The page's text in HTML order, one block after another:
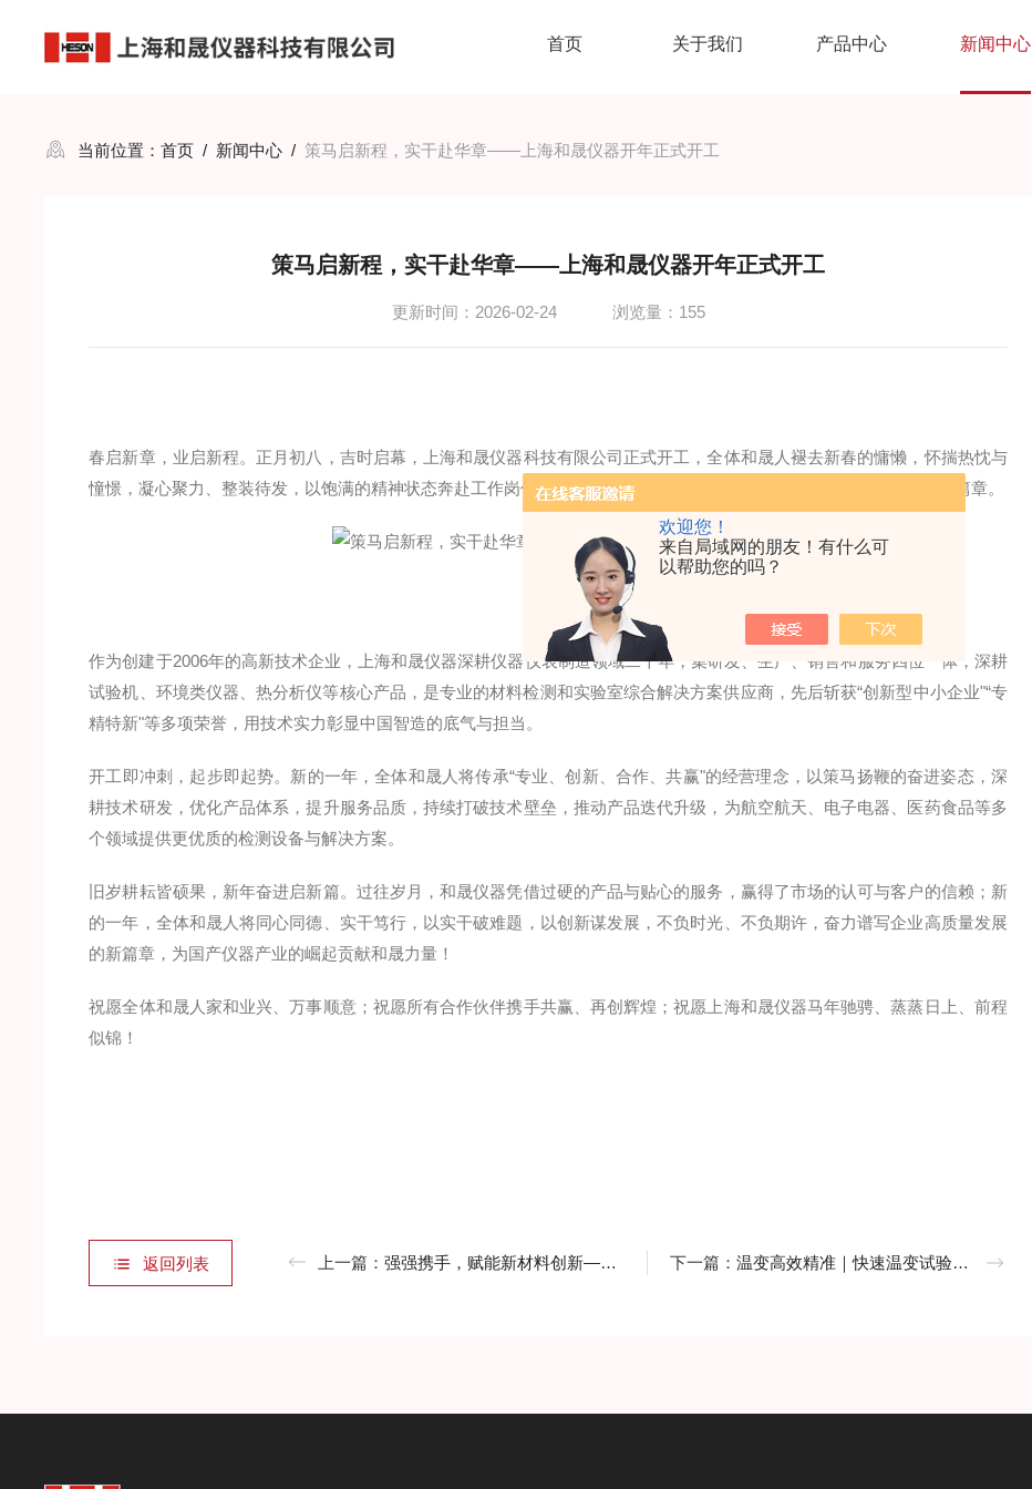
欢迎您！
来自局域网的朋友！有什么可
以帮助您的吗？
首页 关于我们 产品中心 新闻中心
当前位置：首页 / 新闻中心 /策马启新程，实干赴华章——上海和晟仪器开年正式开工
策马启新程，实干赴华章——上海和晟仪器开年正式开工
更新时间：2026-02-24 浏览量：155
春启新章，业启新程。正月初八，吉时启幕，上海和晟仪器科技有限公司正式开工，全体和晟人褪去新春的慵懒，怀揣热忱与
憧憬，凝心聚力、整装待发，以饱满的精神状态奔赴工作岗位，开启2026丙午马年的奋斗新征程，续写中国智造的奋进篇章。
作为创建于2006年的高新技术企业，上海和晟仪器深耕仪器仪表制造领域二十年，集研发、生产、销售和服务四位一体，深耕
试验机、环境类仪器、热分析仪等核心产品，是专业的材料检测和实验室综合解决方案供应商，先后斩获“创新型中小企业"“专
精特新"等多项荣誉，用技术实力彰显中国智造的底气与担当。
开工即冲刺，起步即起势。新的一年，全体和晟人将传承“专业、创新、合作、共赢"的经营理念，以策马扬鞭的奋进姿态，深
耕技术研发，优化产品体系，提升服务品质，持续打破技术壁垒，推动产品迭代升级，为航空航天、电子电器、医药食品等多
个领域提供更优质的检测设备与解决方案。
旧岁耕耘皆硕果，新年奋进启新篇。过往岁月，和晟仪器凭借过硬的产品与贴心的服务，赢得了市场的认可与客户的信赖；新
的一年，全体和晟人将同心同德、实干笃行，以实干破难题，以创新谋发展，不负时光、不负期许，奋力谱写企业高质量发展
的新篇章，为国产仪器产业的崛起贡献和晟力量！
祝愿全体和晟人家和业兴、万事顺意；祝愿所有合作伙伴携手共赢、再创辉煌；祝愿上海和晟仪器马年驰骋、蒸蒸日上、前程
似锦！
返回列表 上一篇：强强携手，赋能新材料创新——百尔罗赫选购我司同步热分析仪 下一篇：温变高效精准｜快速温变试验箱，适配多行业环境测试需求